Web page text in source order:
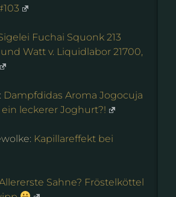
Fuchai Squonk 213
Watt v. Liquidlabor 21700,
Dampfdidas Aroma Jogocuja
leckerer Joghurt?!
Kapillareffekt bei
Sahne? Fröstelköttel